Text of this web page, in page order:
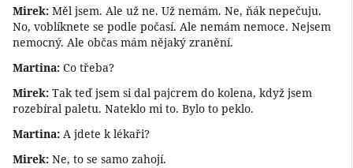
Mirek: Měl jsem. Ale už ne. Už nemám. Ne, ňák nepečuju.
No, voblíknete se podle počasí. Ale nemám nemoce. Nejsem
nemocný. Ale občas mám nějaký zranění.
Martina: Co třeba?
Mirek: Tak teď jsem si dal pajcrem do kolena, když jsem
rozebíral paletu. Nateklo mi to. Bylo to peklo.
Martina: A jdete k lékaři?
Mirek: Ne, to se samo zahojí.